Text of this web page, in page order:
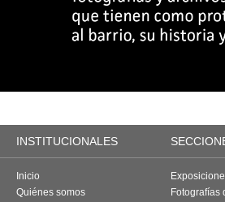
INSTITUCIONALES
Inicio
Quiénes somos
Fotografías